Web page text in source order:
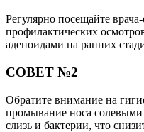
Регулярно посещайте
профилактических
аденоидами на ранних
СОВЕТ №2
Обратите внимание на
промывание носа
слизь и бактерии, что